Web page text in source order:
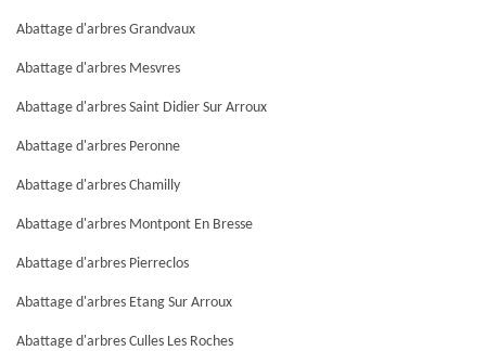
Abattage d'arbres Grandvaux
Abattage d'arbres Mesvres
Abattage d'arbres Saint Didier Sur Arroux
Abattage d'arbres Peronne
Abattage d'arbres Chamilly
Abattage d'arbres Montpont En Bresse
Abattage d'arbres Pierreclos
Abattage d'arbres Etang Sur Arroux
Abattage d'arbres Culles Les Roches